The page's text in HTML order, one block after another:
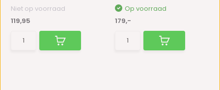
Niet op voorraad
119,95
Op voorraad
179,-